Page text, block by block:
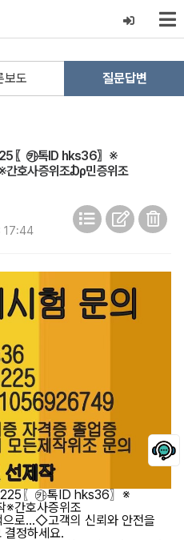
보도 질문답변
〖㉸톡ID hks36〗※
간호사증위조₯민증위조
17:44
〖㉸톡ID hks36〗※
※간호사증위조
로...◇고객의 신뢰와 안전을
결정하세요.